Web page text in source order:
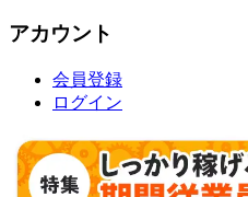
アカウント
会員登録
ログイン